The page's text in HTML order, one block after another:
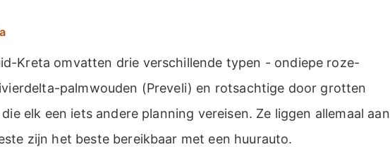
Kreta omvatten drie verschillende typen - ondiepe roze-
palmwouden (Preveli) en rotsachtige door grotten
elk een iets andere planning vereisen. Ze liggen allemaal aan
zijn het beste bereikbaar met een huurauto.